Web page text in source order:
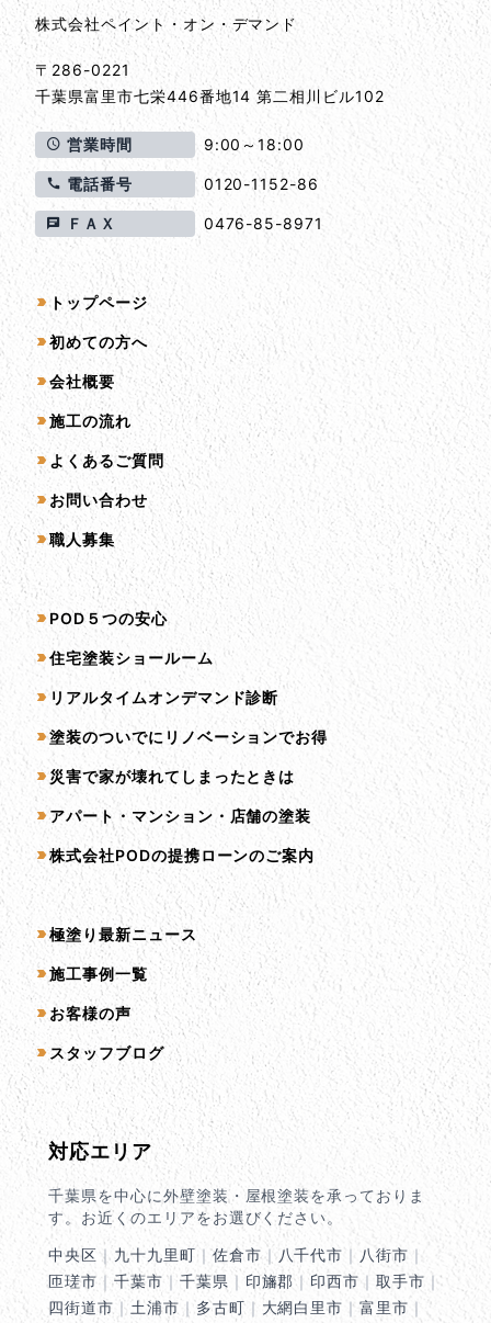
株式会社ペイント・オン・デマンド
〒286-0221
千葉県富里市七栄446番地14 第二相川ビル102
営業時間 9:00～18:00
電話番号 0120-1152-86
ＦＡＸ 0476-85-8971
サイトマップ
トップページ
初めての方へ
会社概要
施工の流れ
よくあるご質問
お問い合わせ
職人募集
サービス一覧
POD５つの安心
住宅塗装ショールーム
リアルタイムオンデマンド診断
塗装のついでにリノベーションでお得
災害で家が壊れてしまったときは
アパート・マンション・店舗の塗装
株式会社PODの提携ローンのご案内
コンテンツ一覧
極塗り最新ニュース
施工事例一覧
お客様の声
スタッフブログ
対応エリア
千葉県を中心に外壁塗装・屋根塗装を承っておりま
す。お近くのエリアをお選びください。
中央区 ｜ 九十九里町｜佐倉市｜八千代市 ｜ 八街市 ｜
匝瑳市 ｜千葉市 ｜千葉県 ｜ 印旛郡｜ 印西市 ｜取手市 ｜
四街道市 ｜ 土浦市 ｜ 多古町｜ 大網白里市 ｜富里市 ｜